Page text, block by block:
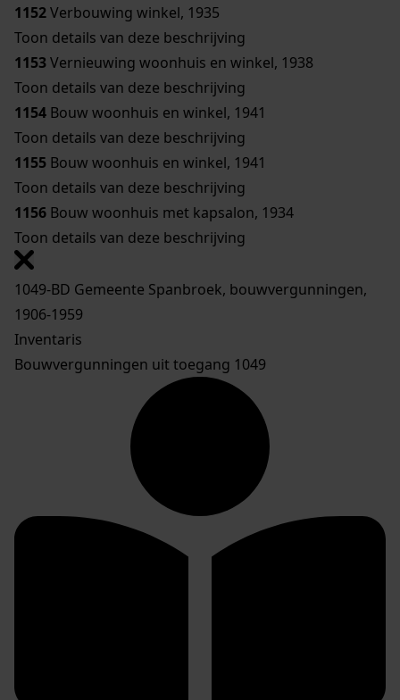
1152Verbouwing winkel, 1935
Toon details van deze beschrijving
1153Vernieuwing woonhuis en winkel, 1938
Toon details van deze beschrijving
1154 Bouw woonhuis en winkel, 1941
Toon details van deze beschrijving
1155 Bouw woonhuis en winkel, 1941
Toon details van deze beschrijving
1156 Bouw woonhuis met kapsalon, 1934
Toon details van deze beschrijving
1049-BD Gemeente Spanbroek, bouwvergunningen,
1906-1959
Inventaris
Bouwvergunningen uit toegang 1049